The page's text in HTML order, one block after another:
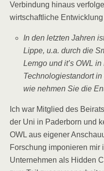
Verbindung hinaus
wirtschaftliche
In den letzten Jahren
Lippe, u.a. durch die
Lemgo und it’s OWL
Technologiestandort
wie nehmen Sie die
Ich war Mitglied des
der Uni in Paderborn und
OWL aus eigener
Forschung imponieren mir
Unternehmen als Hidden